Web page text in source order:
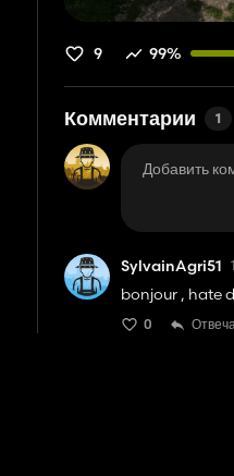
9 99%
Комментарии 1
SylvainAgri51
bonjour , hate
0